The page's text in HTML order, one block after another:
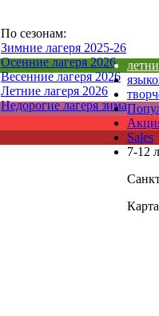
По сезонам:
Зимние лагеря 2025-26
Осенние лагеря 2026
Весенние лагеря 2026
Летние лагеря 2026
Недорогие лагеря зима
Sales
7-12